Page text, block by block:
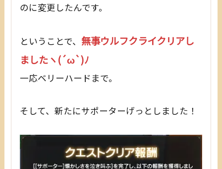
のに変更したんです。
ということで、 無事ウルフクライクリアし
ましたヽ(´ω`)ﾉ
一応ベリーハードまで。
そして、新たにサポーターげっとしました！